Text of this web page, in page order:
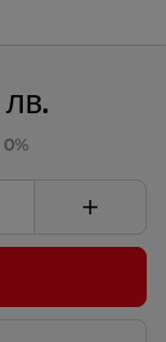
лв.
0%